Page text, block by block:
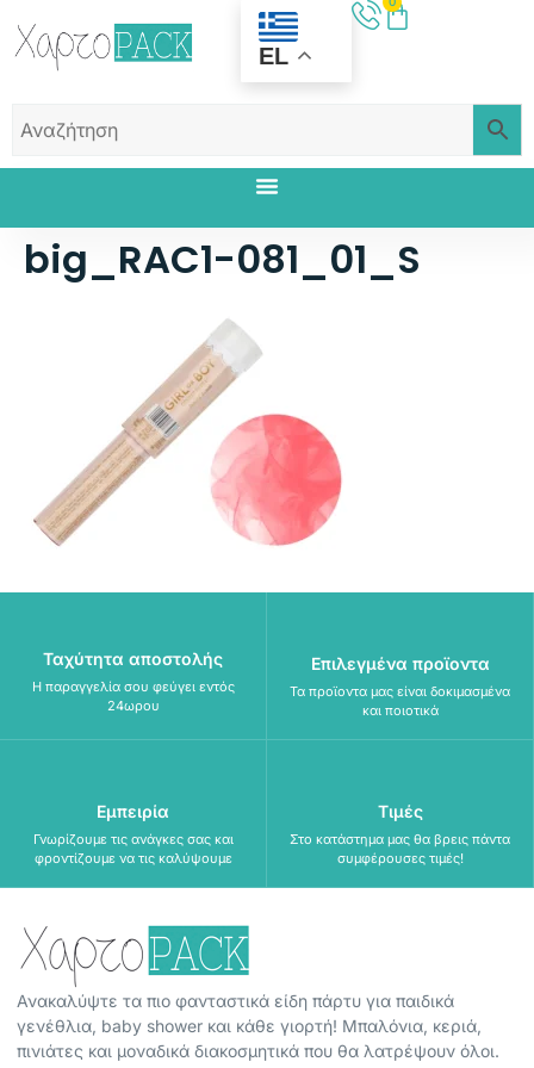
EL
big_RAC1-081_01_S
Ταχύτητα αποστολής
Η παραγγελία σου φεύγει εντός
24ωρου
Επιλεγμένα προϊοντα
Τα προϊοντα μας είναι δοκιμασμένα
και ποιοτικά
Εμπειρία
Γνωρίζουμε τις ανάγκες σας και
φροντίζουμε να τις καλύψουμε
Τιμές
Στο κατάστημα μας θα βρεις πάντα
συμφέρουσες τιμές!
Ανακαλύψτε τα πιο φανταστικά είδη πάρτυ για παιδικά
γενέθλια, baby shower και κάθε γιορτή! Μπαλόνια, κεριά,
πινιάτες και μοναδικά διακοσμητικά που θα λατρέψουν όλοι.